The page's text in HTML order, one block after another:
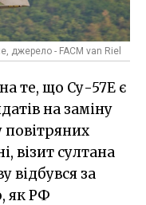
джерело - FACM van Riel
те, що Су-57E є
на заміну
візит султана
відбувся за
як РФ